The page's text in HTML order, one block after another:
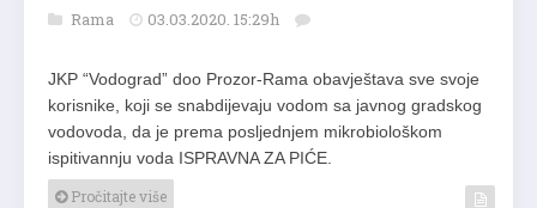
Rama 03.03.2020. 15:29h
JKP “Vodograd” doo Prozor-Rama obavještava sve svoje
korisnike, koji se snabdijevaju vodom sa javnog gradskog
vodovoda, da je prema posljednjem mikrobiološkom
ispitivannju voda ISPRAVNA ZA PIĆE.
Pročitajte više